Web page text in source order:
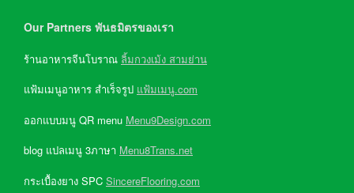
Our Partners พันธมิตรของเรา
ร้านอาหารจีนโบราณ ลิ้มกวงเม้ง สามย่าน
แฟ้มเมนูอาหาร สำเร็จรูป แฟ้มเมนู.com
ออกแบบมนู QR menu Menu9Design.com
blog แปลเมนู 3ภาษา Menu8Trans.net
กระเบื้องยาง SPC SincereFlooring.com